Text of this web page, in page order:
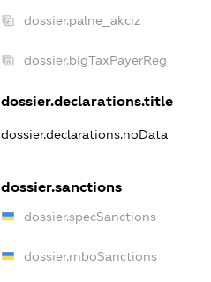
dossier.palne_akciz
dossier.bigTaxPayerReg
dossier.declarations.title
dossier.declarations.noData
dossier.sanctions
dossier.specSanctions
dossier.rnboSanctions